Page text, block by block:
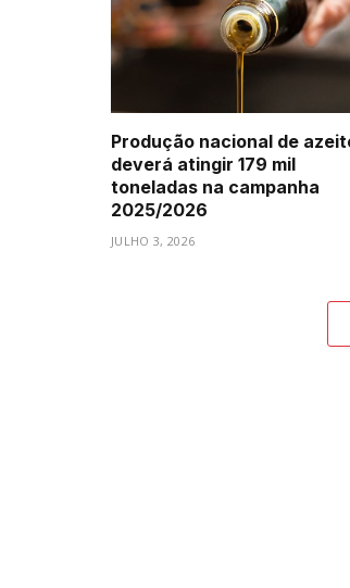
Produção nacional de
deverá atingir 179 mil
toneladas na campanha
2025/2026
JULHO 3, 2026